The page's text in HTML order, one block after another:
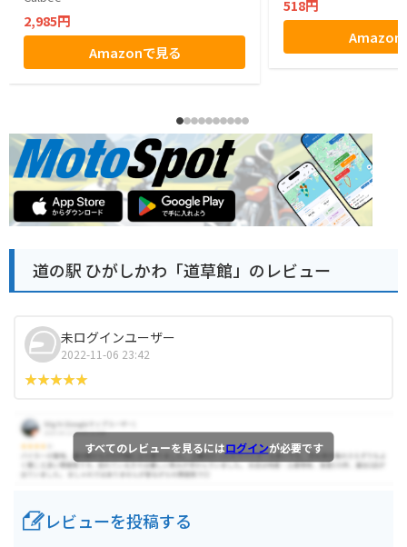
2,985円
Amazonで見る
518円
Amazon
道の駅 ひがしかわ「道草館」のレビュー
未ログインユーザー
2022-11-06 23:42
すべてのレビューを見るにはログインが必要です
レビューを投稿する